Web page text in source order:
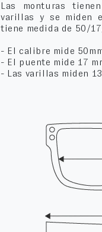
Las monturas
varillas y se miden
tiene medida de 50/
- El calibre mide
- El puente mide 17
- Las varillas miden